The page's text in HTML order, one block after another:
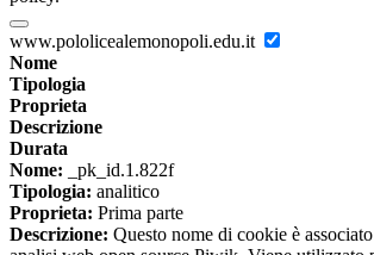
www.pololicealemonopoli.edu.it
Nome
Tipologia
Proprieta
Descrizione
Durata
Nome: _pk_id.1.822f
Tipologia: analitico
Proprieta: Prima parte
Descrizione: Questo nome di cookie è